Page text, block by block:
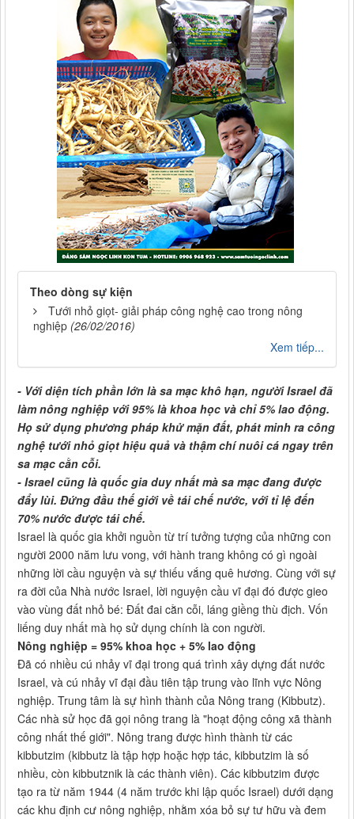
Theo dòng sự kiện
Tưới nhỏ giọt- giải pháp công nghệ cao trong nông
nghiệp (26/02/2016)
Xem tiếp...
- Với diện tích phần lớn là sa mạc khô hạn, người Israel đã
làm nông nghiệp với 95% là khoa học và chỉ 5% lao động.
Họ sử dụng phương pháp khử mặn đất, phát minh ra công
nghệ tưới nhỏ giọt hiệu quả và thậm chí nuôi cá ngay trên
sa mạc cằn cỗi.
- Israel cũng là quốc gia duy nhất mà sa mạc đang được
đẩy lùi. Đứng đầu thế giới về tái chế nước, với tỉ lệ đến
70% nước được tái chế.
Israel là quốc gia khởi nguồn từ trí tưởng tượng của những con
người 2000 năm lưu vong, với hành trang không có gì ngoài
những lời cầu nguyện và sự thiếu vắng quê hương. Cùng với sự
ra đời của Nhà nước Israel, lời nguyện cầu vĩ đại đó được gieo
vào vùng đất nhỏ bé: Đất đai cằn cỗi, láng giềng thù địch. Vốn
liếng duy nhất mà họ sử dụng chính là con người.
Nông nghiệp = 95% khoa học + 5% lao động
Đã có nhiều cú nhảy vĩ đại trong quá trình xây dựng đất nước
Israel, và cú nhảy vĩ đại đầu tiên tập trung vào lĩnh vực Nông
nghiệp. Trung tâm là sự hình thành của Nông trang (Kibbutz).
Các nhà sử học đã gọi nông trang là "hoạt động công xã thành
công nhất thế giới". Nông trang được hình thành từ các
kibbutzim (kibbutz là tập hợp hoặc hợp tác, kibbutzim là số
nhiều, còn kibbutznik là các thành viên). Các kibbutzim được
tạo ra từ năm 1944 (4 năm trước khi lập quốc Israel) dưới dạng
các khu định cư nông nghiệp, nhằm xóa bỏ sự tư hữu và đem